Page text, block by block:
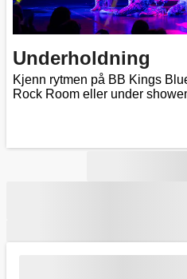
Underholdning
Kjenn rytmen på BB Kings
Rock Room eller under